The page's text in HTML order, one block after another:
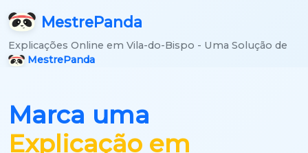
MestrePanda
Explicações Online em Vila-do-Bispo - Uma Solução de
MestrePanda
Marca uma
Explicação em